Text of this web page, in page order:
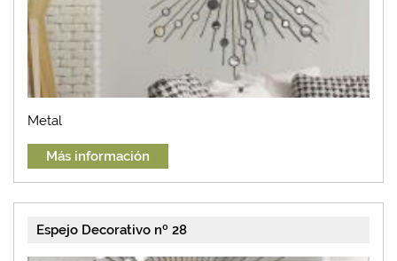
Metal
Más información
Espejo Decorativo nº 28